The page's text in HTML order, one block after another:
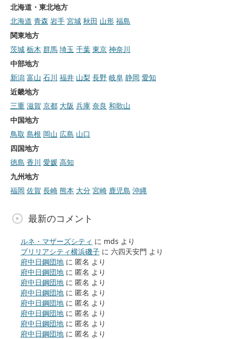
北海道・東北地方
北海道 青森 岩手 宮城 秋田 山形 福島
関東地方
茨城 栃木 群馬 埼玉 千葉 東京 神奈川
中部地方
新潟 富山 石川 福井 山梨 長野 岐阜 静岡 愛知
近畿地方
三重 滋賀 京都 大阪 兵庫 奈良 和歌山
中国地方
鳥取 島根 岡山 広島 山口
四国地方
徳島 香川 愛媛 高知
九州地方
福岡 佐賀 長崎 熊本 大分 宮崎 鹿児島 沖縄
最新のコメント
ルネ・マザーズシティ に mds より
ブリリアシティ横浜磯子 に 六四天安門 より
府中日鋼団地 に 匿名 より
府中日鋼団地 に 匿名 より
府中日鋼団地 に 匿名 より
府中日鋼団地 に 匿名 より
府中日鋼団地 に 匿名 より
府中日鋼団地 に 匿名 より
府中日鋼団地 に 匿名 より
府中日鋼団地 に 匿名 より